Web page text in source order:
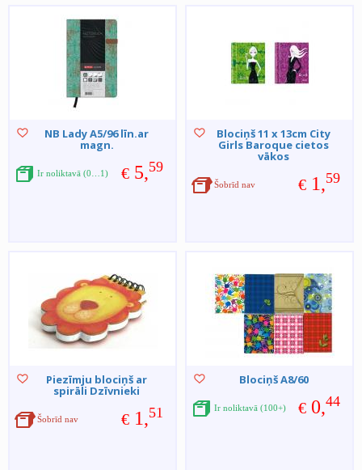
NB Lady A5/96 līn.ar
magn.
€ 5,59
Ir noliktavā (0…1)
Blociņš 11 x 13cm City
Girls Baroque cietos
vākos
€ 1,59
Šobrīd nav
Piezīmju blociņš ar
spirāli Dzīvnieki
€ 1,51
Šobrīd nav
Blociņš A8/60
€ 0,44
Ir noliktavā (100+)